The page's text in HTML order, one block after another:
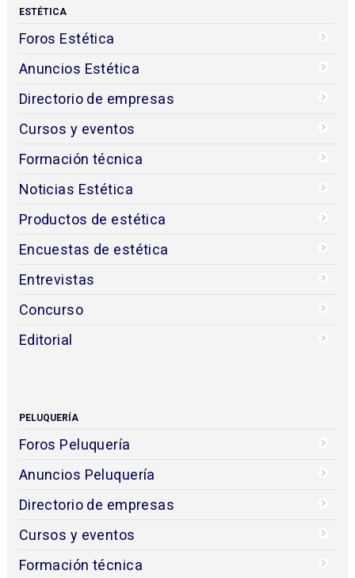
ESTÉTICA
Foros Estética
Anuncios Estética
Directorio de empresas
Cursos y eventos
Formación técnica
Noticias Estética
Productos de estética
Encuestas de estética
Entrevistas
Concurso
Editorial
PELUQUERÍA
Foros Peluquería
Anuncios Peluquería
Directorio de empresas
Cursos y eventos
Formación técnica